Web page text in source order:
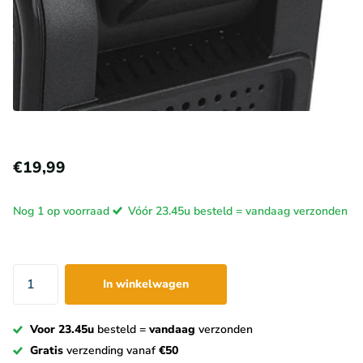
€19,99
Nog 1 op voorraad Vóór 23.45u besteld = vandaag verzonden
In winkelwagen
Voor 23.45u besteld = vandaag verzonden
Gratis verzending vanaf €50